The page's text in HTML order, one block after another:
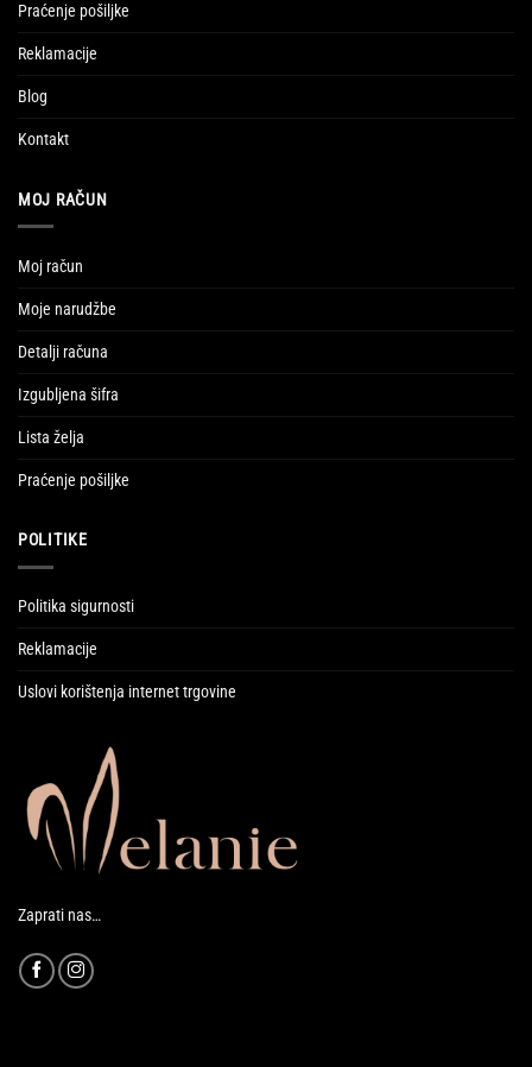
Praćenje pošiljke
Reklamacije
Blog
Kontakt
MOJ RAČUN
Moj račun
Moje narudžbe
Detalji računa
Izgubljena šifra
Lista želja
Praćenje pošiljke
POLITIKE
Politika sigurnosti
Reklamacije
Uslovi korištenja internet trgovine
Zaprati nas…